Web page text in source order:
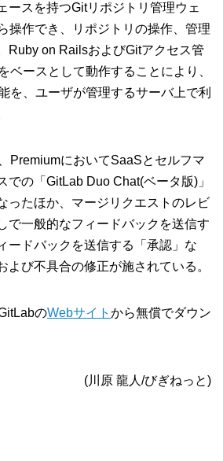
ースを持つGitリポジトリ管理ウェ
操作でき、リポジトリの操作、管理
Ruby on RailsおよびGitアクセス管
ベースとして動作することにより、
を、ユーザが管理するサーバ上で利
PremiumにおいてSaaSとセルフマ
での「GitLab Duo Chat(ベータ版)」
ったほか、マージリクエストのレビ
で一般的なフィードバックを送信す
ードバックを送信する「承認」な
よび不具合の修正が施されている。
のWebサイト から無償でダウン
(川原 龍人/びぎねっと)